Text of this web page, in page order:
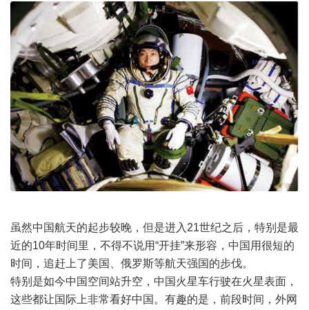
虽然中国航天的起步较晚，但是进入21世纪之后，特别是最
近的10年时间里，不得不说用“开挂”来形容，中国用很短的
时间，追赶上了美国、俄罗斯等航天强国的步伐。
特别是如今中国空间站升空，中国火星车行驶在火星表面，
这些都让国际上非常看好中国。有趣的是，前段时间，外网